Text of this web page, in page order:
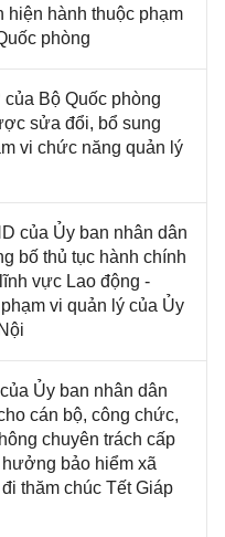
hiện hành thuộc phạm
phòng
Bộ Quốc phòng
sửa đổi, bổ sung
vi chức năng quản lý
của Ủy ban nhân dân
bố thủ tục hành chính
vực Lao động -
vi quản lý của Ủy
Ủy ban nhân dân
cán bộ, công chức,
chuyên trách cấp
bảo hiểm xã
thăm chúc Tết Giáp